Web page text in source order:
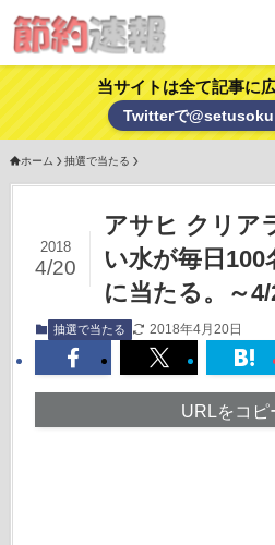
当サイトは全て記事に
Twitterで@setusoku
ホーム 抽選で当たる
アサヒ クリア
い水が毎日100
に当たる。～4/
2018
4/20
抽選で当たる 2018年4月20日
URLをコピ